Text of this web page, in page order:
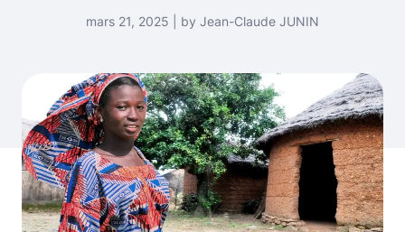
mars 21, 2025 | by Jean-Claude JUNIN